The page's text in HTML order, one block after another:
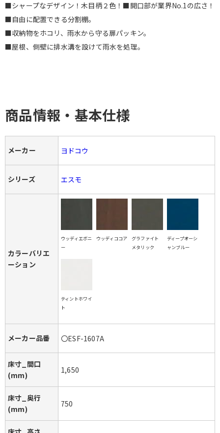
■シャープなデザイン！木目柄２色！■開口部が業界No.1の広さ！
■自由に配置できる分割棚。
■収納物をホコリ、雨水から守る扉パッキン。
■屋根、側壁に排水溝を設けて雨水を処理。
商品情報・基本仕様
メーカー ヨドコウ
シリーズ エスモ
カラーバリエ
ーション
ウッディエボニ
ー
ウッディココア
グラファイト
メタリック
ディープオーシ
ャンブルー
ティントホワイ
ト
メーカー品番 〇ESF-1607A
床寸_間口
(mm)
1,650
床寸_奥行
(mm)
750